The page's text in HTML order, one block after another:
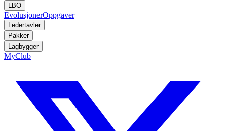
LBO
EvolusjonerOppgaver
Ledertavler
Pakker
Lagbygger
MyClub